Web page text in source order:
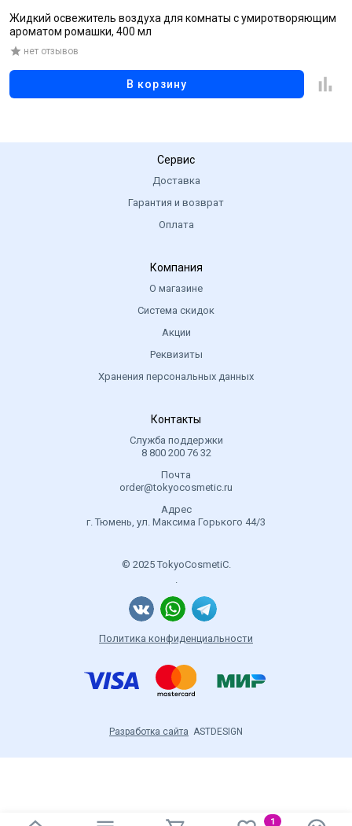
1
Жидкий освежитель воздуха для комнаты с умиротворяющим
ароматом ромашки, 400 мл
нет отзывов
В корзину
Сервис
Доставка
Гарантия и возврат
Оплата
Компания
О магазине
Система скидок
Акции
Реквизиты
Хранения персональных данных
Контакты
Служба поддержки
8 800 200 76 32
Почта
order@tokyocosmetic.ru
Адрес
г. Тюмень, ул. Максима Горького 44/3
© 2025 TokyoCosmetiC.
.
Политика конфиденциальности
Разработка сайта ASTDESIGN